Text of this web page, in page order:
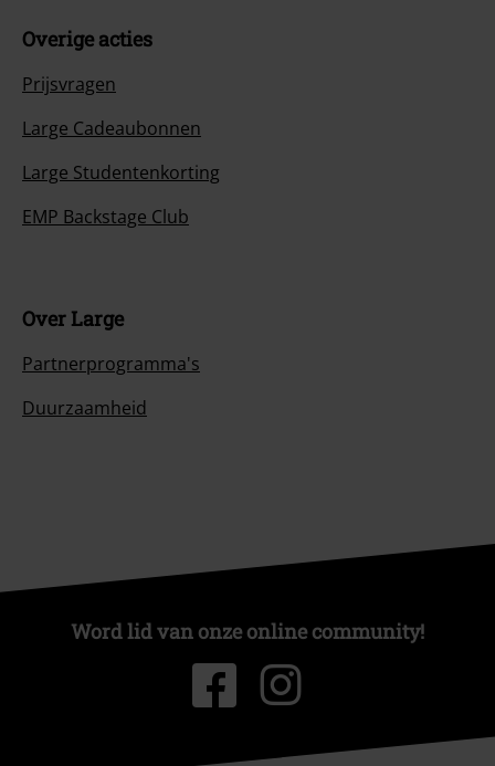
Overige acties
Prijsvragen
Large Cadeaubonnen
Large Studentenkorting
EMP Backstage Club
Over Large
Partnerprogramma's
Duurzaamheid
Word lid van onze online community!